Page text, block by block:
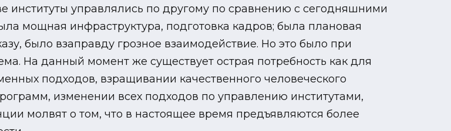
институты управлялись по другому по сравнению с сегодняшними
мощная инфраструктура, подготовка кадров; была плановая
было взаправду грозное взаимодействие. Но это было при
На данный момент же существует острая потребность как для
подходов, взращивании качественного человеческого
изменении всех подходов по управлению институтами,
молвят о том, что в настоящее время предъявляются более